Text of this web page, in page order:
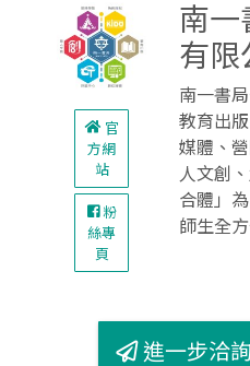
官
方網
站
粉
絲專
頁
南一
有限
南一書
教育出
媒體、
人文創
合體」
師生全
進一步洽詢